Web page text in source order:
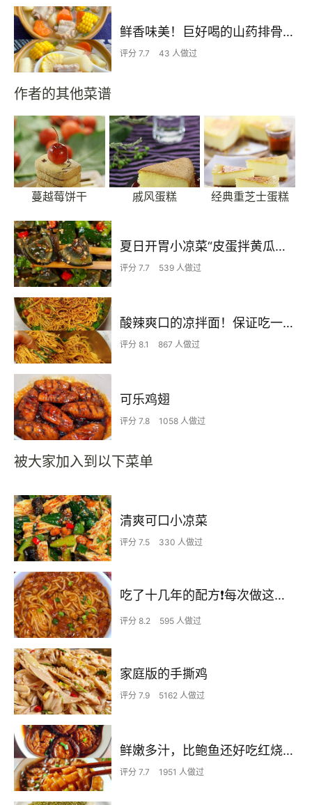
鲜香味美！巨好喝的山药排骨汤！！
评分 7.7 43 人做过
作者的其他菜谱
蔓越莓饼干 戚风蛋糕 经典重芝士蛋糕
夏日开胃小凉菜“皮蛋拌黄瓜🥒”开胃减脂
评分 7.7 539 人做过
酸辣爽口的凉拌面！保证吃一次就上瘾
评分 8.1 867 人做过
可乐鸡翅
评分 7.8 1058 人做过
被大家加入到以下菜单
清爽可口小凉菜
评分 7.5 330 人做过
吃了十几年的配方❗️每次做这至少吃2碗
评分 8.2 595 人做过
家庭版的手撕鸡
评分 7.9 5162 人做过
鲜嫩多汁，比鲍鱼还好吃红烧香菇
评分 7.7 1951 人做过